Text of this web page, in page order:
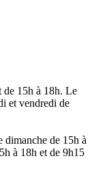
de 15h à 18h. Le
et vendredi de
de 15h à
à 18h et de 9h15